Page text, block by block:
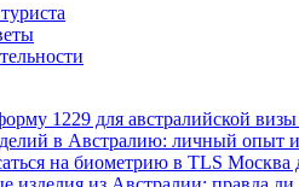
1229 для австралийской
в Австралию: личный опыт
на биометрию в TLS